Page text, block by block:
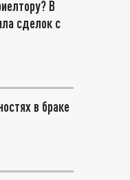
В
сделок с
в браке